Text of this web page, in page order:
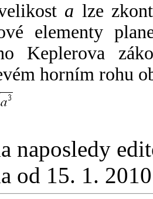
a lze
elementy
Keplerova
horním rohu
naposledy
od 15. 1.